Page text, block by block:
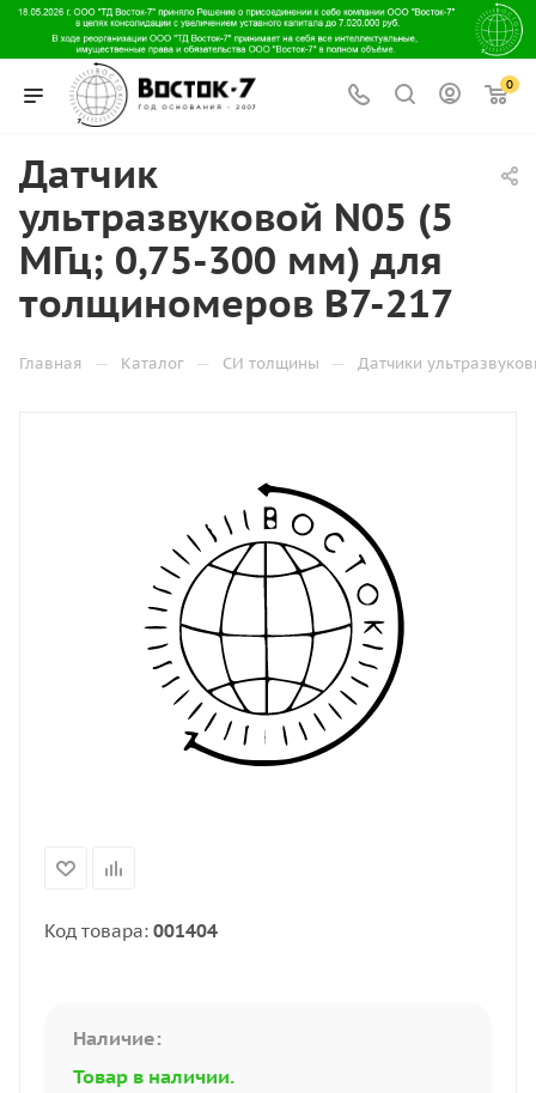
0
Датчик
ультразвуковой N05 (5
МГц; 0,75-300 мм) для
толщиномеров В7-217
Главная — Каталог — СИ толщины — Датчики
Код товара: 001404
Наличие:
Товар в наличии.